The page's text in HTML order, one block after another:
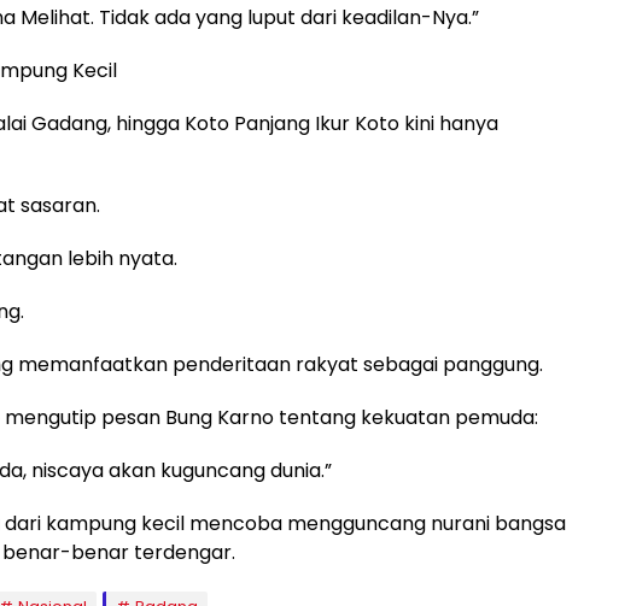
Melihat. Tidak ada yang luput dari keadilan-Nya.”
Kecil
Gadang, hingga Koto Panjang Ikur Koto kini hanya
sasaran.
lebih nyata.
memanfaatkan penderitaan rakyat sebagai panggung.
mengutip pesan Bung Karno tentang kekuatan pemuda:
niscaya akan kuguncang dunia.”
dari kampung kecil mencoba mengguncang nurani bangsa
benar terdengar.